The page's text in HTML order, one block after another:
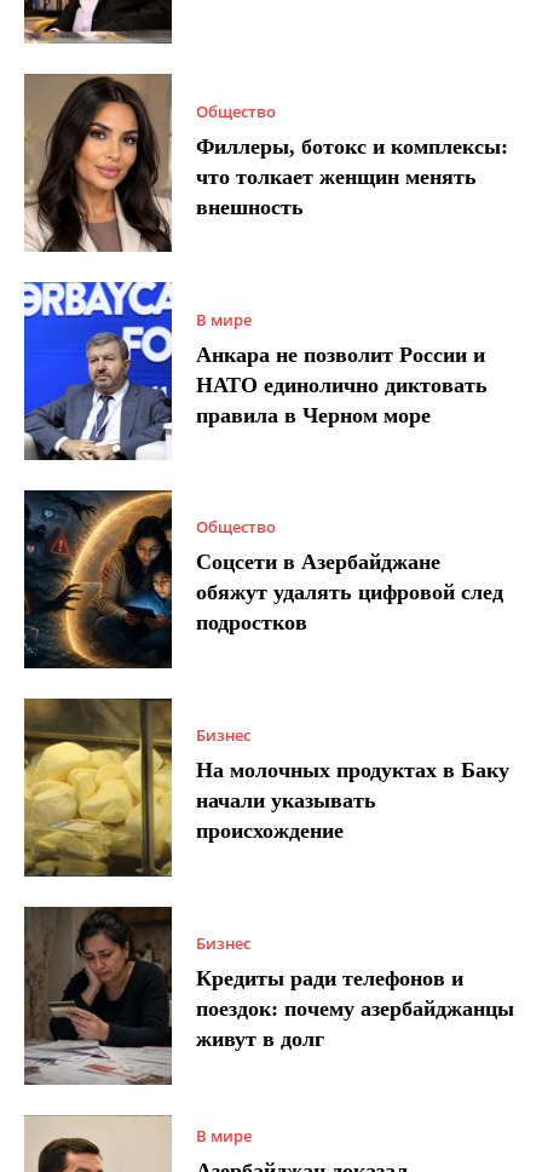
Общество
Филлеры, ботокс и комплексы:
что толкает женщин менять
внешность
В мире
Анкара не позволит России и
НАТО единолично диктовать
правила в Черном море
Общество
Соцсети в Азербайджане
обяжут удалять цифровой след
подростков
Бизнес
На молочных продуктах в Баку
начали указывать
происхождение
Бизнес
Кредиты ради телефонов и
поездок: почему азербайджанцы
живут в долг
В мире